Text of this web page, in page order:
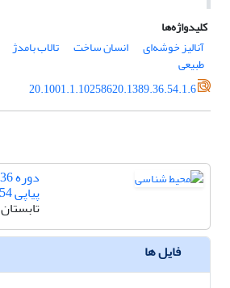
کلیدواژه‌ها
آنالیز خوشه‌ای
انسان ساخت تالاب بامدژ
طبیعی
20.1001.1.10258620.1389.36.54.1.6
پیاپی 54
تابستان 1389
فایل ها